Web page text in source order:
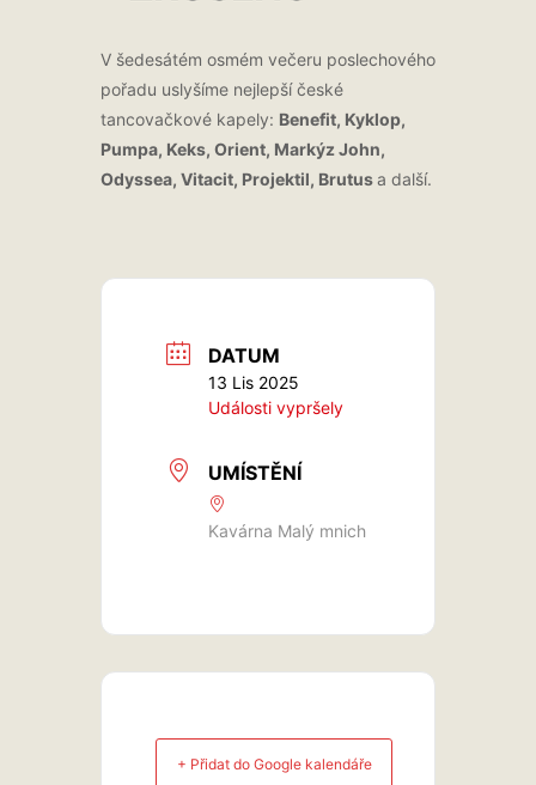
V šedesátém osmém večeru poslechového
pořadu uslyšíme nejlepší české
tancovačkové kapely: Benefit, Kyklop,
Pumpa, Keks, Orient, Markýz John,
Odyssea, Vitacit, Projektil, Brutusa další.
DATUM
13 Lis 2025
Události vypršely
UMÍSTĚNÍ
Kavárna Malý mnich
+ Přidat do Google kalendáře